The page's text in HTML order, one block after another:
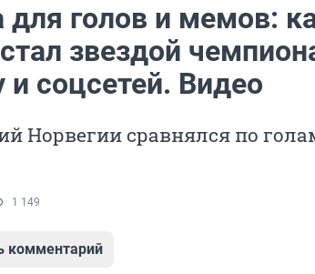
голов и мемов:
звездой
и соцсетей. Видео
Норвегии сравнялся по
1 149
комментарий